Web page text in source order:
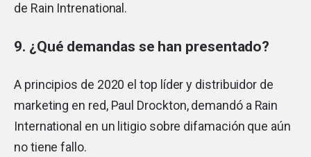
de Rain Intrenational.
9. ¿Qué demandas se han presentado?
A principios de 2020 el top líder y distribuidor de
marketing en red, Paul Drockton, demandó a Rain
International en un litigio sobre difamación que aún
no tiene fallo.